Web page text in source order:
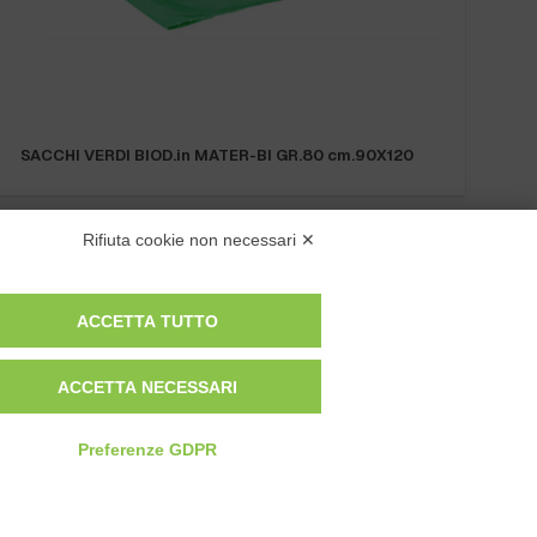
SACCHI VERDI BIOD.in MATER-BI GR.80 cm.90X120
Privacy Policy
Cookie Policy
Modifica preferenze cookie
Rifiuta cookie non necessari ✕
ACCETTA TUTTO
ACCETTA NECESSARI
Preferenze GDPR